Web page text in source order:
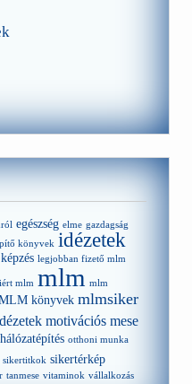
egészség elme gazdagság
könyvek idézetek
képzés legjobban fizető mlm
mlm mlm mlm
könyvek mlmsiker
motivációs mese
otthoni munka
sikertitkok sikertérkép
tanmese vitaminok vállalkozás